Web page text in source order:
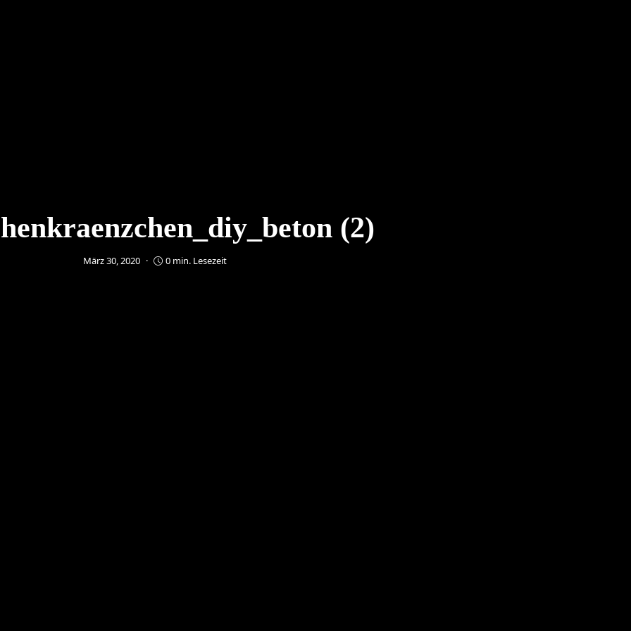
(2)
März 30, 2020 0 min. Lesezeit